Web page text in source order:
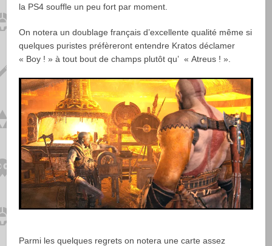
la PS4 souffle un peu fort par moment.
On notera un doublage français d’excellente qualité même si
quelques puristes préfèreront entendre Kratos déclamer
« Boy ! » à tout bout de champs plutôt qu’ « Atreus ! ».
Parmi les quelques regrets on notera une carte assez